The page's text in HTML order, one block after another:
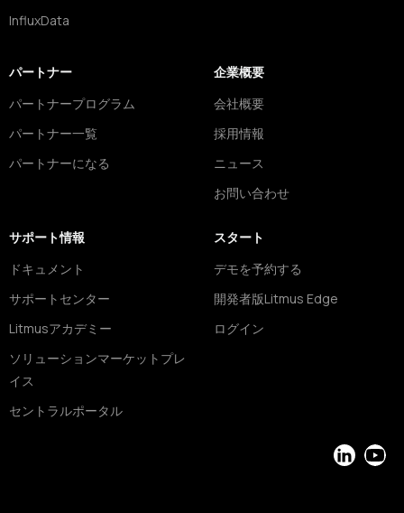
InfluxData
パートナー
パートナープログラム
パートナー一覧
パートナーになる
企業概要
会社概要
採用情報
ニュース
お問い合わせ
サポート情報
ドキュメント
サポートセンター
Litmusアカデミー
ソリューションマーケットプレ
イス
セントラルポータル
スタート
デモを予約する
開発者版Litmus Edge
ログイン
LinkedIn